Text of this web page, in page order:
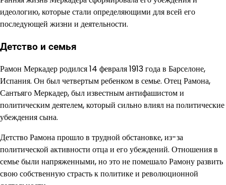
идеологию, которые стали определяющими для всей его
последующей жизни и деятельности.
Детство и семья
Рамон Меркадер родился 14 февраля 1913 года в Барселоне,
Испания. Он был четвертым ребенком в семье. Отец Рамона,
Сантьяго Меркадер, был известным антифашистом и
политическим деятелем, который сильно влиял на политические
убеждения сына.
Детство Рамона прошло в трудной обстановке, из-за
политической активности отца и его убеждений. Отношения в
семье были напряженными, но это не помешало Рамону развить
свою собственную страсть к политике и революционной